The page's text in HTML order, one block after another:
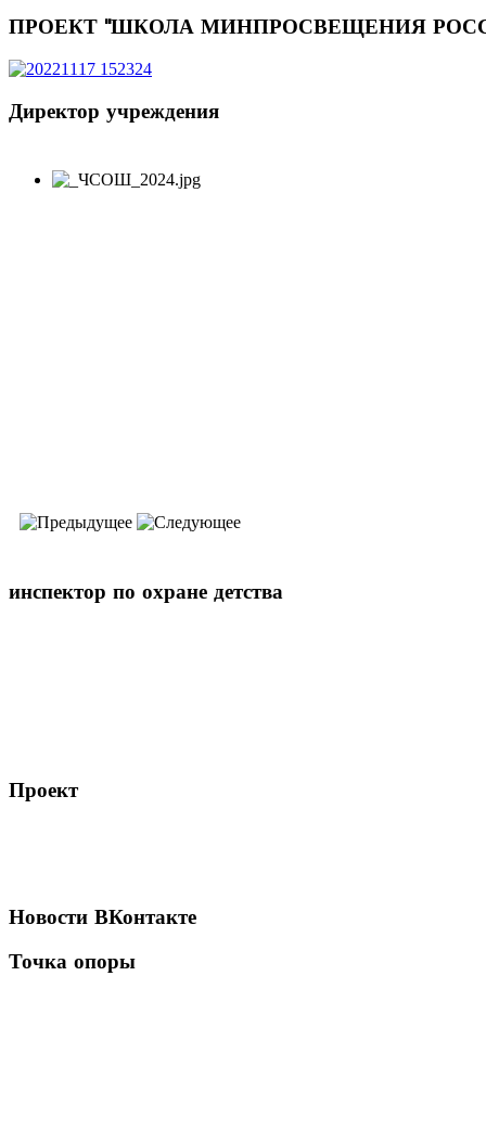
ПРОЕКТ "ШКОЛА МИНПРОСВЕЩЕНИЯ
Директор учреждения
инспектор по охране детства
Проект
Новости ВКонтакте
Точка опоры